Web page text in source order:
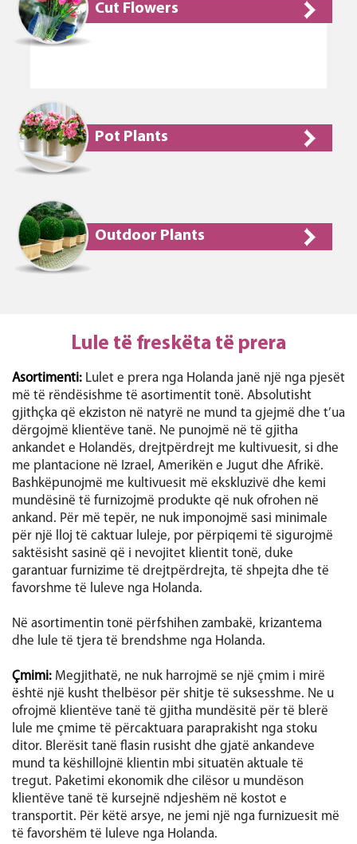
Cut Flowers
Pot Plants
Outdoor Plants
Lule të freskëta të prera
Asortimenti: Lulet e prera nga Holanda janë një nga pjesët
më të rëndësishme të asortimentit tonë. Absolutisht
gjithçka që ekziston në natyrë ne mund ta gjejmë dhe t’ua
dërgojmë klientëve tanë. Ne punojmë në të gjitha
ankandet e Holandës, drejtpërdrejt me kultivuesit, si dhe
me plantacione në Izrael, Amerikën e Jugut dhe Afrikë.
Bashkëpunojmë me kultivuesit më ekskluzivë dhe kemi
mundësinë të furnizojmë produkte që nuk ofrohen në
ankand. Për më tepër, ne nuk imponojmë sasi minimale
për një lloj të caktuar luleje, por përpiqemi të sigurojmë
saktësisht sasinë që i nevojitet klientit tonë, duke
garantuar furnizime të drejtpërdrejta, të shpejta dhe të
favorshme të luleve nga Holanda.
Në asortimentin tonë përfshihen zambakë, krizantema
dhe lule të tjera të brendshme nga Holanda.
Çmimi: Megjithatë, ne nuk harrojmë se një çmim i mirë
është një kusht thelbësor për shitje të suksesshme. Ne u
ofrojmë klientëve tanë të gjitha mundësitë për të blerë
lule me çmime të përcaktuara paraprakisht nga stoku
ditor. Blerësit tanë flasin rusisht dhe gjatë ankandeve
mund ta këshillojnë klientin mbi situatën aktuale të
tregut. Paketimi ekonomik dhe cilësor u mundëson
klientëve tanë të kursejnë ndjeshëm në kostot e
transportit. Për këtë arsye, ne jemi një nga furnizuesit më
të favorshëm të luleve nga Holanda.